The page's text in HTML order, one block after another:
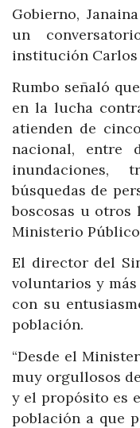
Gobierno,
un
institución Carlos
Rumbo señaló
en la lucha
atienden de
nacional, entre
inundaciones,
búsquedas de
boscosas u otros
Ministerio
El director del
voluntarios y
con su
población.
“Desde el
muy orgullosos
y el propósito es
población a que